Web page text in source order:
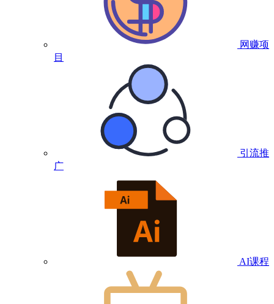
网赚项
目
引流推
广
AI课程